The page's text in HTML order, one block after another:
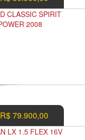
R$ 79.900,00